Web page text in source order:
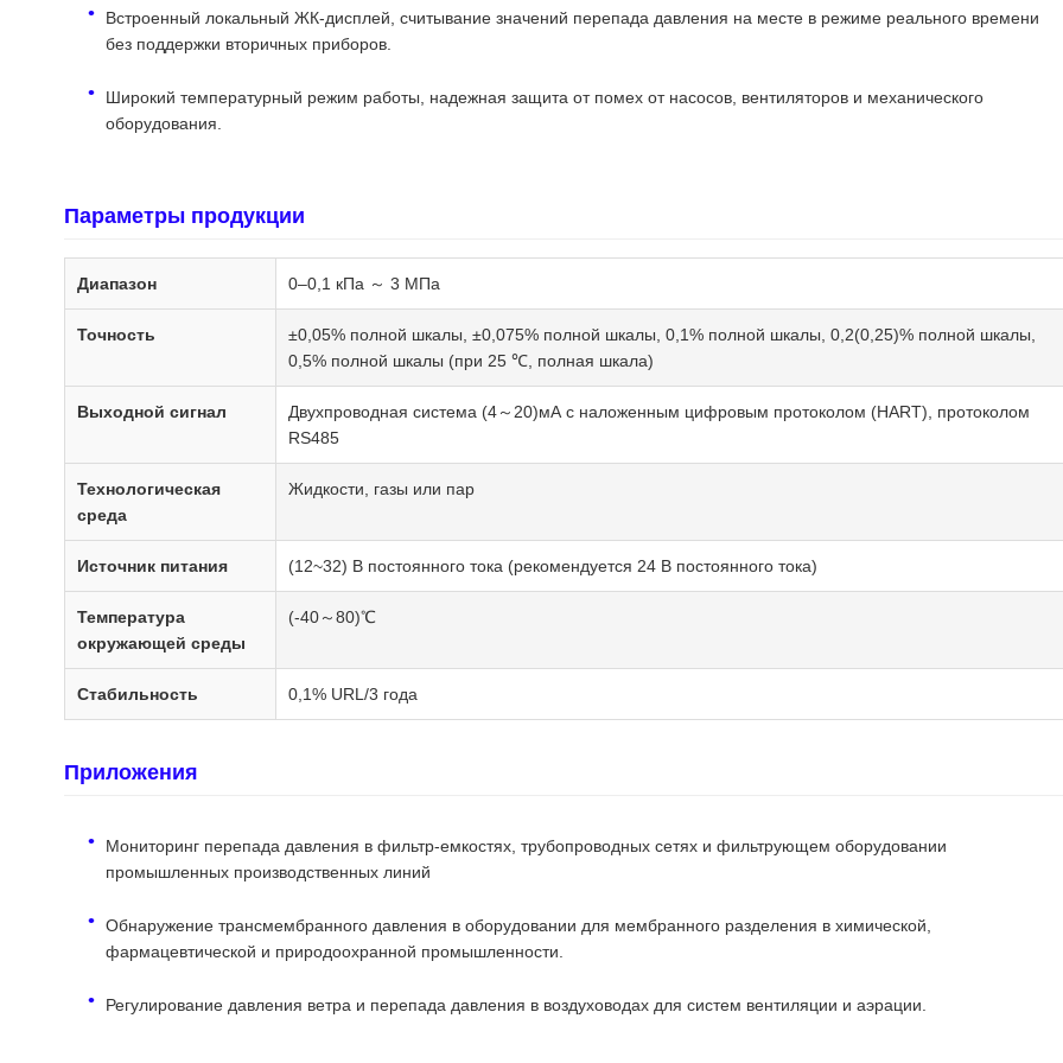
Встроенный локальный ЖК-дисплей, считывание значений перепада давления на месте в режиме реального времени
без поддержки вторичных приборов.
Широкий температурный режим работы, надежная защита от помех от насосов, вентиляторов и механического
оборудования.
Параметры продукции
Диапазон 0–0,1 кПа ～ 3 МПа
Точность
±0,05% полной шкалы, ±0,075% полной шкалы, 0,1% полной шкалы, 0,2(0,25)% полной шкалы,
0,5% полной шкалы (при 25 ℃, полная шкала)
Выходной сигнал
Двухпроводная система (4～20)мА с наложенным цифровым протоколом (HART), протоколом
RS485
Технологическая
среда
Жидкости, газы или пар
Источник питания (12~32) В постоянного тока (рекомендуется 24 В постоянного тока)
Температура
окружающей среды
(-40～80)℃
Стабильность 0,1% URL/3 года
Приложения
Мониторинг перепада давления в фильтр-емкостях, трубопроводных сетях и фильтрующем оборудовании
промышленных производственных линий
Обнаружение трансмембранного давления в оборудовании для мембранного разделения в химической,
фармацевтической и природоохранной промышленности.
Регулирование давления ветра и перепада давления в воздуховодах для систем вентиляции и аэрации.